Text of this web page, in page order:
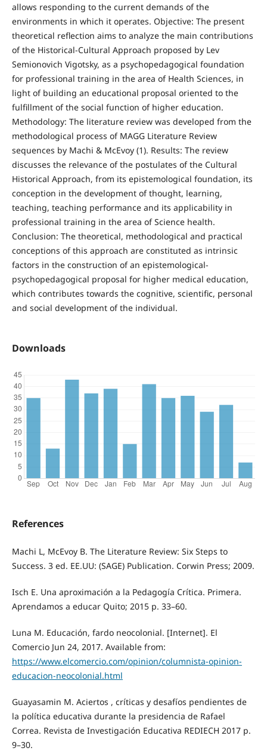
allows responding to the current demands of the
environments in which it operates. Objective: The present
theoretical reflection aims to analyze the main contributions
of the Historical-Cultural Approach proposed by Lev
Semionovich Vigotsky, as a psychopedagogical foundation
for professional training in the area of ​​Health Sciences, in
light of building an educational proposal oriented to the
fulfillment of the social function of higher education.
Methodology: The literature review was developed from the
methodological process of MAGG Literature Review
sequences by Machi & McEvoy (1). Results: The review
discusses the relevance of the postulates of the Cultural
Historical Approach, from its epistemological foundation, its
conception in the development of thought, learning,
teaching, teaching performance and its applicability in
professional training in the area of ​​Science health.
Conclusion: The theoretical, methodological and practical
conceptions of this approach are constituted as intrinsic
factors in the construction of an epistemological-
psychopedagogical proposal for higher medical education,
which contributes towards the cognitive, scientific, personal
and social development of the individual.
Downloads
References
Machi L, McEvoy B. The Literature Review: Six Steps to
Success. 3 ed. EE.UU: (SAGE) Publication. Corwin Press; 2009.
Isch E. Una aproximación a la Pedagogía Crítica. Primera.
Aprendamos a educar Quito; 2015 p. 33–60.
Luna M. Educación, fardo neocolonial. [Internet]. El
Comercio Jun 24, 2017. Available from:
https://www.elcomercio.com/opinion/columnista-opinion-
educacion-neocolonial.html
Guayasamin M. Aciertos , críticas y desafíos pendientes de
la política educativa durante la presidencia de Rafael
Correa. Revista de Investigación Educativa REDIECH 2017 p.
9–30.